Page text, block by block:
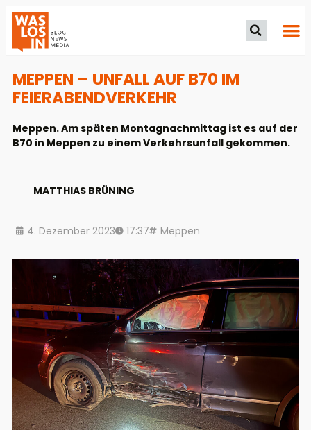
MEPPEN – UNFALL AUF B70 IM
FEIERABENDVERKEHR
Meppen. Am späten Montagnachmittag ist es auf der
B70 in Meppen zu einem Verkehrsunfall gekommen.
MATTHIAS BRÜNING
4. Dezember 2023 17:37 Meppen